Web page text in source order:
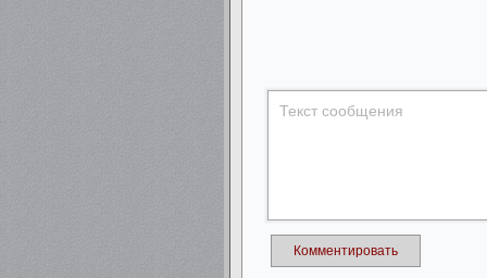
Комментировать